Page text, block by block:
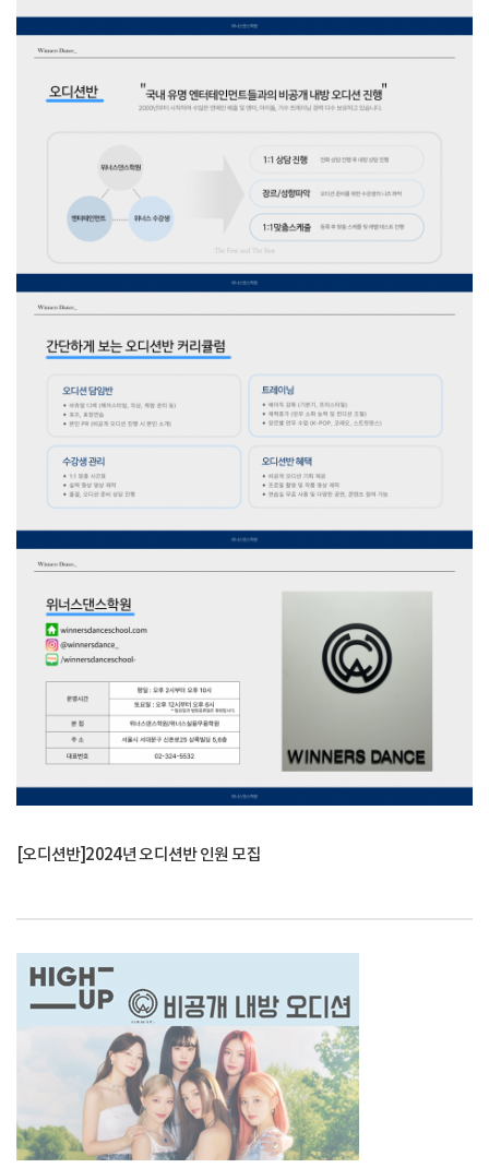
[오디션반]2024년 오디션반 인원 모집